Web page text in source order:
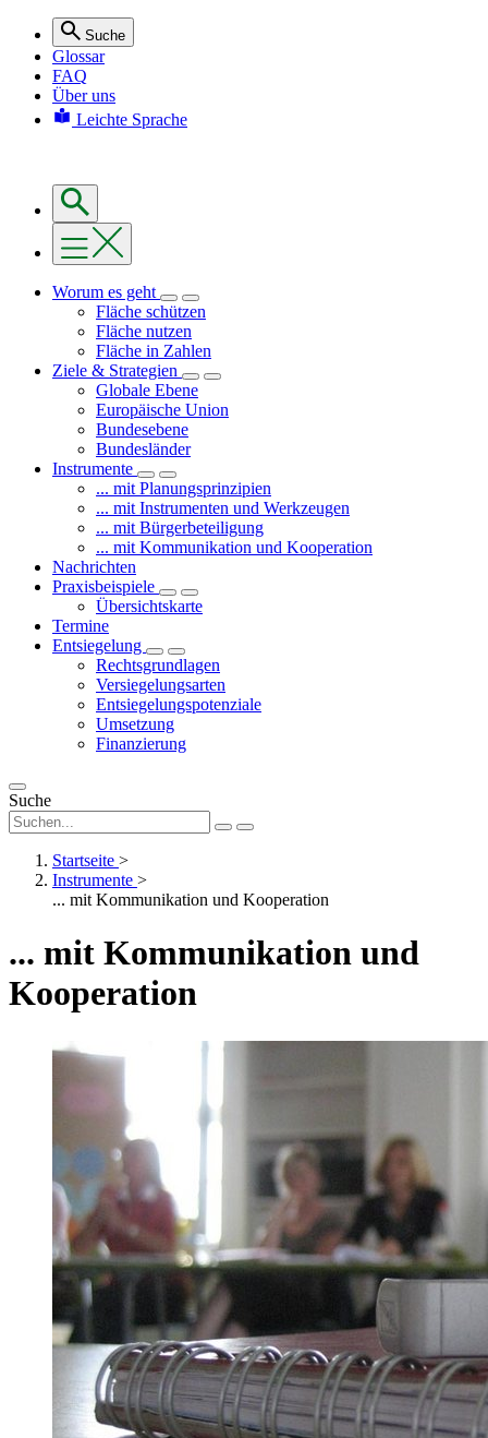
Suche
Glossar
FAQ
Über uns
Leichte Sprache
Worum es geht
Fläche schützen
Fläche nutzen
Fläche in Zahlen
Ziele & Strategien
Globale Ebene
Europäische Union
Bundesebene
Bundesländer
Instrumente
... mit Planungsprinzipien
... mit Instrumenten und Werkzeugen
... mit Bürgerbeteiligung
... mit Kommunikation und Kooperation
Nachrichten
Praxisbeispiele
Übersichtskarte
Termine
Entsiegelung
Rechtsgrundlagen
Versiegelungsarten
Entsiegelungspotenziale
Umsetzung
Finanzierung
Suche
Startseite >
Instrumente >
... mit Kommunikation und Kooperation
... mit Kommunikation und
Kooperation